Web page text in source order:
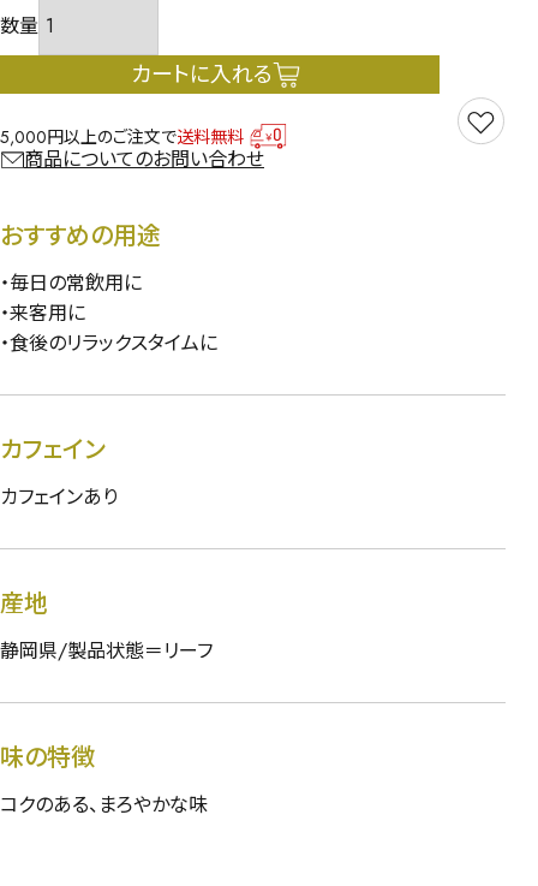
カートに入れる
5,000円以上のご注文で送料無料
商品についてのお問い合わせ
おすすめの用途
・毎日の常飲用に
・来客用に
・食後のリラックスタイムに
カフェイン
カフェインあり
産地
静岡県/製品状態＝リーフ
味の特徴
コクのある、まろやかな味